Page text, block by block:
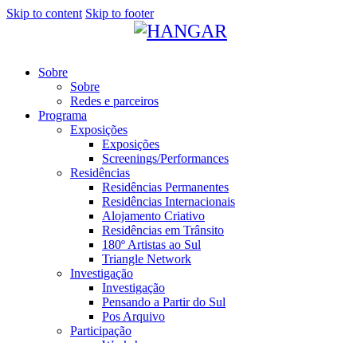
Skip to content Skip to footer
Sobre
Sobre
Redes e parceiros
Programa
Exposições
Exposições
Screenings/Performances
Residências
Residências Permanentes
Residências Internacionais
Alojamento Criativo
Residências em Trânsito
180º Artistas ao Sul
Triangle Network
Investigação
Investigação
Pensando a Partir do Sul
Pos Arquivo
Participação